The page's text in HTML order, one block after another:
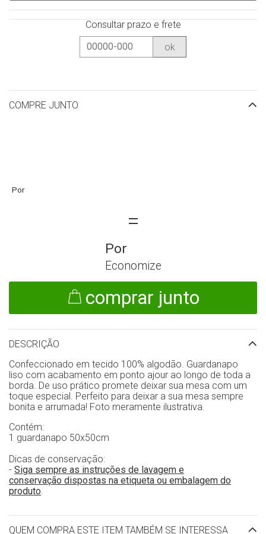
Consultar prazo e frete
ok
COMPRE JUNTO
Economize
comprar junto
DESCRIÇÃO
Confeccionado em tecido 100% algodão. Guardanapo
liso com acabamento em ponto ajour ao longo de toda a
borda. De uso prático promete deixar sua mesa com um
toque especial. Perfeito para deixar a sua mesa sempre
bonita e arrumada! Foto meramente ilustrativa.
Contém:
1 guardanapo 50x50cm
Dicas de conservação:
- Siga sempre as instruções de lavagem e
conservação dispostas na etiqueta ou embalagem do
produto
QUEM COMPRA ESTE ITEM TAMBÉM SE INTERESSA